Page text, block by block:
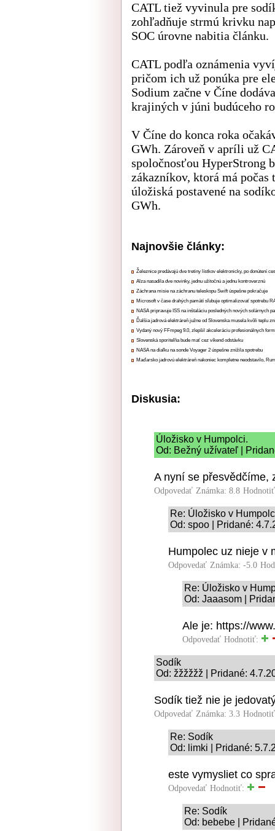
CATL tiež vyvinula pre
zohľadňuje strmú krivku
SOC úrovne nabitia článku.
CATL podľa oznámenia
pričom ich už ponúka pre
Sodium začne v Číne
krajiných v júni budúceho
V Číne do konca roka
GWh. Zároveň v apríli už
spoločnosťou HyperStrong
zákazníkov, ktorá má
úložiská postavené na
GWh.
Najnovšie články:
Železnice predávajú dve tretiny lístkov elektronicky, po donútení
Alza nasadila dve novinky, jednu užitočnú a jednu kontroverznú
Záchrana misie na záchranu teleskopu Swift úspešne pokračuje
Microsoft v čase drahých pamätí sľubuje optimalizovať spotrebu
NASA pripravuje ISS na inštaláciu posledných nových solárnych
Ďalšia jadrová elektráreň južne od Slovenska musela kvôli teplu
Vydaný nový FFmpeg 9.0, zlepšil akceleráciu profesionálnych
Slovenská sporiteľňa bude mať cez víkend odstávku
NASA na diaľku na sonde Voyager 2 úspešne znížila spotrebu
Maďarsko jadrovú elektráreň nakoniec kompletne neodstavilo,
Diskusia:
Úložisko v Humpolci.
Od: Bežný užívateľ |
A nyní se přesvědčíme,
Odpovedať Známka: 8.8
Re: Úložisko v
Od: spoo | Pridané:
Humpolec uz nieje v
Odpovedať Známka: -5.0
Re: Úložisko v
Od: Jaaasom |
Ale je: https://
Odpovedať Hodnotiť:
Sodík
Od: žžžžžž | Pridané:
Sodík tiež nie je
Odpovedať Známka: 3.3
Re: Sodík
Od: limki | Pridané:
este vymysliet co
Odpovedať Hodnotiť:
Re: Sodík
Od: bebebe |